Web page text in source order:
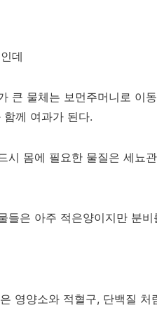
데
큰 물체는 보먼주머니로 이
께 여과가 된다.
시 몸에 필요한 물질은 세뇨
들은 아주 적은양이지만 분
영양소와 적혈구, 단백질